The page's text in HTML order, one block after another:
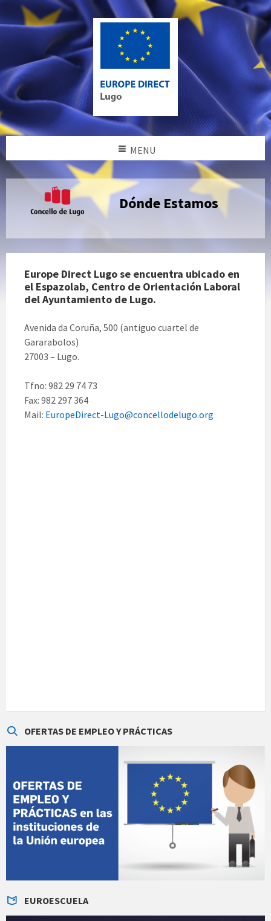
MENU
Dónde Estamos
Europe Direct Lugo se encuentra ubicado en
el Espazolab, Centro de Orientación Laboral
del Ayuntamiento de Lugo.
Avenida da Coruña, 500 (antiguo cuartel de
Gararabolos)
27003 – Lugo.
Tfno: 982 29 74 73
Fax: 982 297 364
Mail: EuropeDirect-Lugo@concellodelugo.org
OFERTAS DE EMPLEO Y PRÁCTICAS
EUROESCUELA